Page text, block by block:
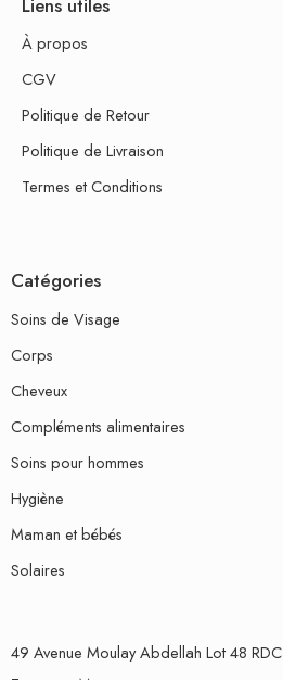
À propos
CGV
Politique de Retour
Politique de Livraison
Termes et Conditions
Catégories
Soins de Visage
Corps
Cheveux
Compléments alimentaires
Soins pour hommes
Hygiène
Maman et bébés
Solaires
49 Avenue Moulay Abdellah Lot 48 RDC